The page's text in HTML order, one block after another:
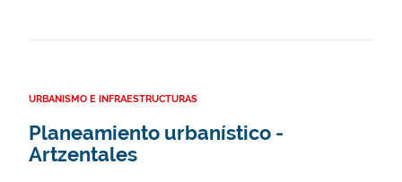
URBANISMO E INFRAESTRUCTURAS
Planeamiento urbanístico -
Artzentales